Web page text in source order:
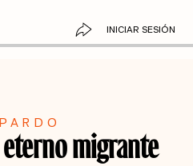
INICIAR SESIÓN
eterno migrante